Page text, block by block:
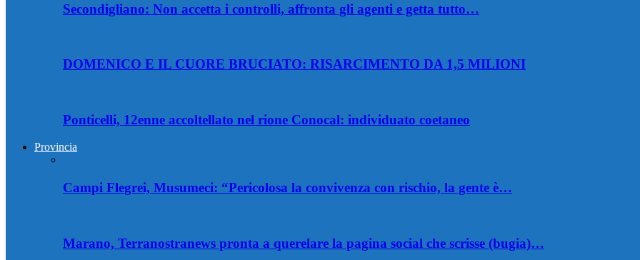
Secondigliano: Non accetta i controlli, affronta gli agenti e getta tutto…
DOMENICO E IL CUORE BRUCIATO: RISARCIMENTO DA 1,5 MILIONI
Ponticelli, 12enne accoltellato nel rione Conocal: individuato coetaneo
Provincia
Campi Flegrei, Musumeci: “Pericolosa la convivenza con rischio, la gente è…
Marano, Terranostranews pronta a querelare la pagina social che scrisse (bugia)…